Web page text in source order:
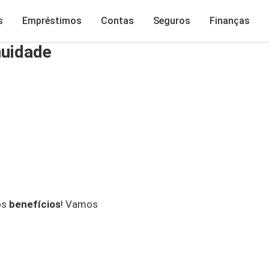
Empréstimos Contas Seguros Finanças
benefícios! Vamos